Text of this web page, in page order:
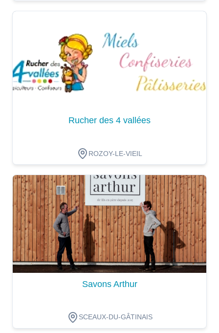
Rucher des 4 vallées
ROZOY-LE-VIEIL
Dégustation
Savons Arthur
SCEAUX-DU-GÂTINAIS